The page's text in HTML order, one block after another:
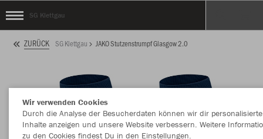
SG Klettgau
ZURÜCK SG Klettgau JAKO Stutzenstrumpf Glasgow 2.0
Wir verwenden Cookies
Durch die Analyse der Besucherdaten können wir dir personalisierte
Inhalte anzeigen und unsere Website verbessern. Weitere
zu den Cookies findest Du in den Einstellungen.